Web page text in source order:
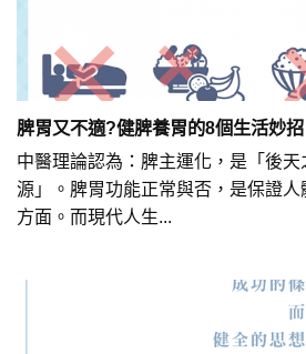
脾胃又不適?健脾養胃的8個生活妙招
中醫理論認為：脾主運化，是「後
源」。脾胃功能正常與否，是保證
方面。而現代人生...